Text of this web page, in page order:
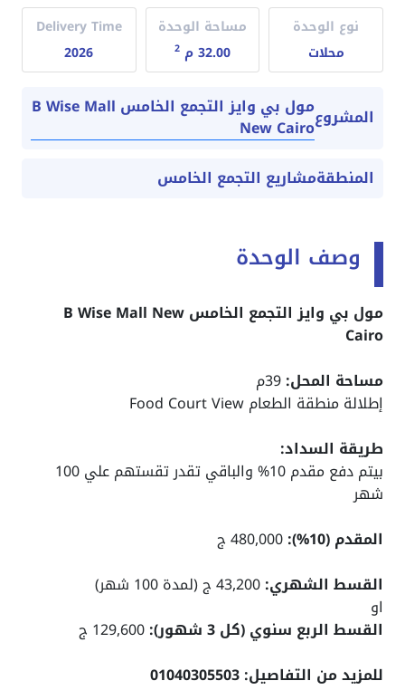
نوع الوحدة
محلات
مساحة الوحدة
32.00 م
2
Delivery Time
2026
المشروع مول بي وايز التجمع الخامس B Wise Mall
New Cairo
المنطقةمشاريع التجمع الخامس
وصف الوحدة
مول بي وايز التجمع الخامس B Wise Mall New
Cairo
مساحة المحل:
إطلالة منطقة الطعام Food Court View
طريقة السداد:
بيتم دفع مقدم 10% والباقي تقدر تقستهم علي 100
شهر
المقدم (10%):
القسط الشهري:43,200 ج (لمدة 100 شهر)
او
القسط الربع سنوي (كل 3 شهور):
129,600 ج
للمزيد من التفاصيل: 01040305503